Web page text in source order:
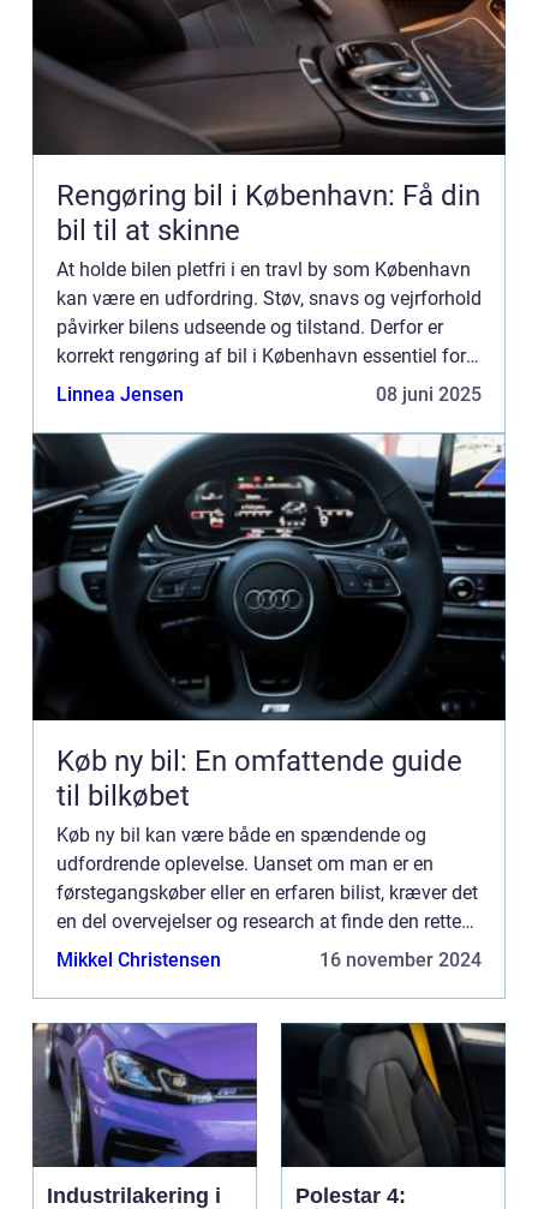
Rengøring bil i København: Få din
bil til at skinne
At holde bilen pletfri i en travl by som København
kan være en udfordring. Støv, snavs og vejrforhold
påvirker bilens udseende og tilstand. Derfor er
korrekt rengøring af bil i København essentiel for
at sikre ...
Linnea Jensen 08 juni 2025
Køb ny bil: En omfattende guide
til bilkøbet
Køb ny bil kan være både en spændende og
udfordrende oplevelse. Uanset om man er en
førstegangskøber eller en erfaren bilist, kræver det
en del overvejelser og research at finde den rette
bil. Denne artike...
Mikkel Christensen 16 november 2024
Industrilakering i
Polestar 4: